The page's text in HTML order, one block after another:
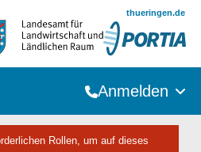
thueringen.de
Anmelden
Rollen, um auf dieses